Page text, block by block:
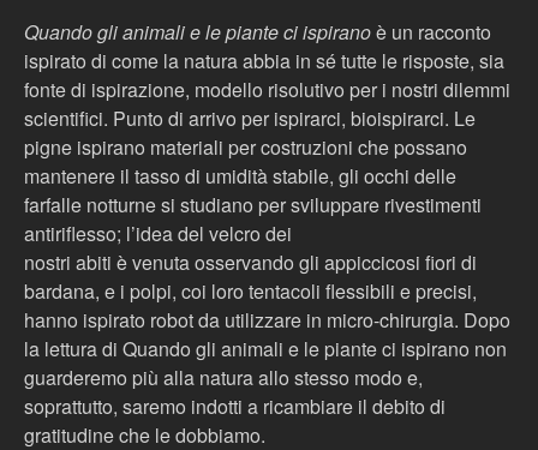
Quando gli animali e le piante ci ispiranoè un racconto
ispirato di come la natura abbia in sé tutte le risposte, sia
fonte di ispirazione, modello risolutivo per i nostri dilemmi
scientifici. Punto di arrivo per ispirarci, bioispirarci. Le
pigne ispirano materiali per costruzioni che possano
mantenere il tasso di umidità stabile, gli occhi delle
farfalle notturne si studiano per sviluppare rivestimenti
antiriflesso; l’idea del velcro dei
nostri abiti è venuta osservando gli appiccicosi fiori di
bardana, e i polpi, coi loro tentacoli flessibili e precisi,
hanno ispirato robot da utilizzare in micro-chirurgia. Dopo
la lettura di Quando gli animali e le piante ci ispirano non
guarderemo più alla natura allo stesso modo e,
soprattutto, saremo indotti a ricambiare il debito di
gratitudine che le dobbiamo.